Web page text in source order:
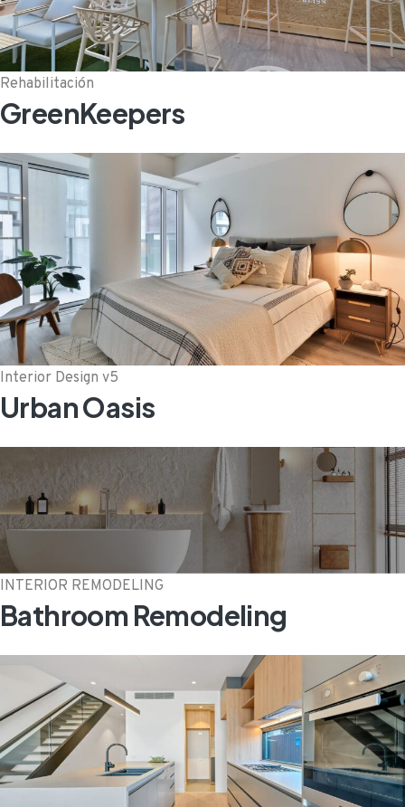
Rehabilitación
GreenKeepers
Interior Design v5
Urban Oasis
INTERIOR REMODELING
Bathroom Remodeling